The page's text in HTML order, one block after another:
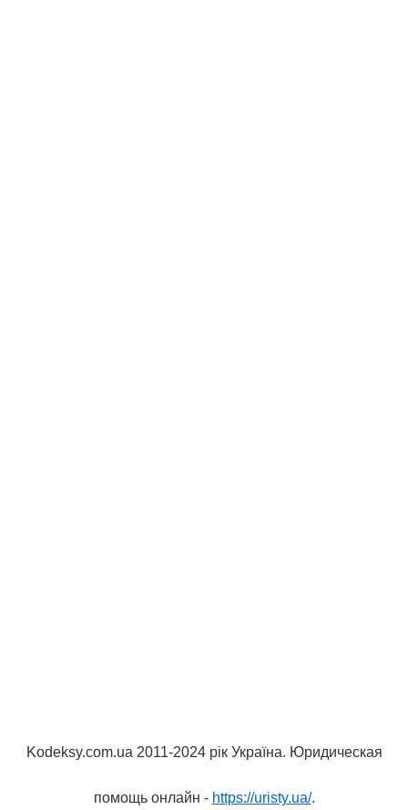
Kodeksy.com.ua 2011-2024 рік Україна. Юридическая
помощь онлайн - https://uristy.ua/.